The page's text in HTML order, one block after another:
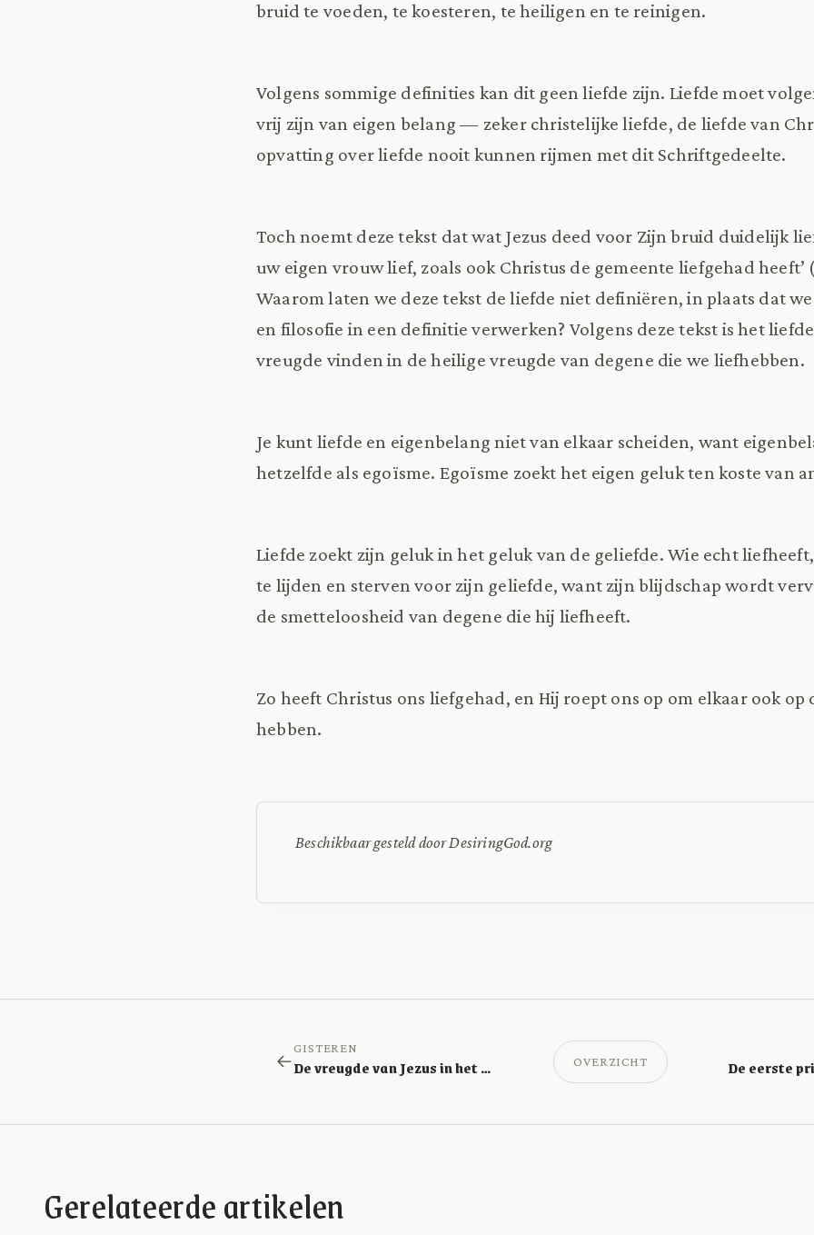
bruid te voeden, te koesteren, te heiligen en te reinigen.
Volgens sommige definities kan dit geen liefde zijn. Liefde moet
vrij zijn van eigen belang — zeker christelijke liefde, de liefde van
opvatting over liefde nooit kunnen rijmen met dit Schriftgedeelte.
Toch noemt deze tekst dat wat Jezus deed voor Zijn bruid duidelijk
uw eigen vrouw lief, zoals ook Christus de gemeente liefgehad heeft’ (
Waarom laten we deze tekst de liefde niet definiëren, in plaats dat
en filosofie in een definitie verwerken? Volgens deze tekst is het
vreugde vinden in de heilige vreugde van degene die we liefhebben.
Je kunt liefde en eigenbelang niet van elkaar scheiden, want
hetzelfde als egoïsme. Egoïsme zoekt het eigen geluk ten koste van
Liefde zoekt zijn geluk in het geluk van de geliefde. Wie echt
te lijden en sterven voor zijn geliefde, want zijn blijdschap wordt
de smetteloosheid van degene die hij liefheeft.
Zo heeft Christus ons liefgehad, en Hij roept ons op om elkaar ook op
hebben.
Beschikbaar gesteld door DesiringGod.org
GISTEREN
De vreugde van Jezus in het huwelijk OVERZICHT
Gerelateerde artikelen